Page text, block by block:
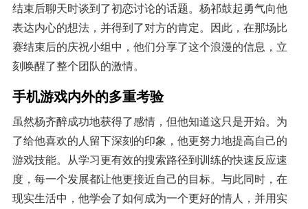
结束后聊天时谈到了初恋讨论的话题。杨祁鼓起勇气向他
表达内心的想法，并得到了对方的肯定。因此，在那场比
赛结束后的庆祝小组中，他们分享了这个浪漫的信息，立
刻唤醒了整个团队的激情。
手机游戏内外的多重考验
虽然杨齐醉成功地获得了感情，但他知道这只是开始。为
了给他喜欢的人留下深刻的印象，他更努力地提高自己的
游戏技能。从学习更有效的搜索路径到训练的快速反应速
度，每一个发展都让他更接近自己的目标。与此同时，在
现实生活中，他学会了如何成为一个更好的情人，并用实